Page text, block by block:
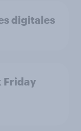
digitales
Friday